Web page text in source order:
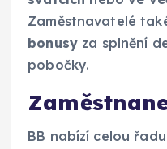
Zaměstnavatelé
bonusyza splnění
pobočky.
BB nabízí celou